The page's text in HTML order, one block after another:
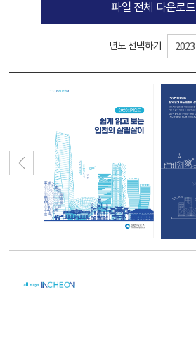
파일 전체 다운로드
년도 선택하기